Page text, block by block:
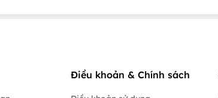
Điều khoản & Chính sách